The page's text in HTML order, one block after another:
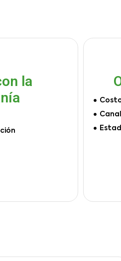
la